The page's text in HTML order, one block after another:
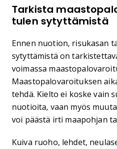
Tarkista
tulen sytyttämistä
Ennen nuotion, risukasan
sytyttämistä on
voimassa
Maastopalovaroituksen
tehdä. Kielto ei koske vain
nuotioita, vaan myös
voi päästä irti maapohjan
Kuiva ruoho, lehdet,